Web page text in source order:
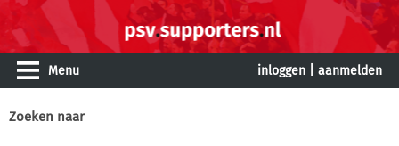
Menu inloggen aanmelden
Zoeken naar